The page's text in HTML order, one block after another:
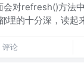
对refresh()方法
埋的十分深，读起
评论